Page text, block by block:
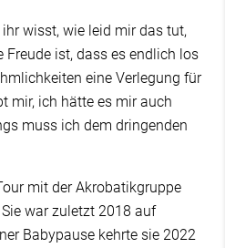
wisst, wie leid mir das tut,
Freude ist, dass es endlich los
eine Verlegung für
mir, ich hätte es mir auch
muss ich dem dringenden
mit der Akrobatikgruppe
war zuletzt 2018 auf
Babypause kehrte sie 2022